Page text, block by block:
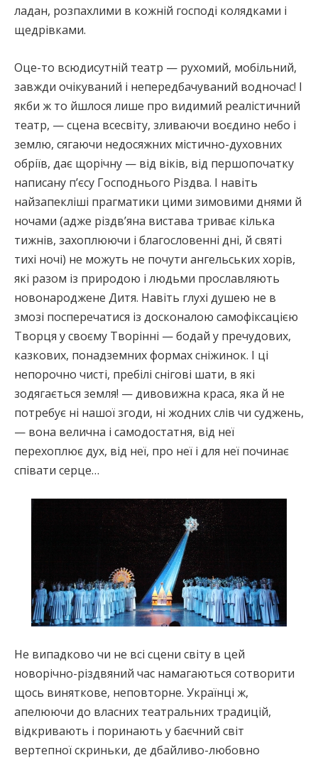
ладан, розпахлими в кожній господі колядками і
щедрівками.
Оце-то всюдисутній театр — рухомий, мобільний,
завжди очікуваний і непередбачуваний водночас! І
якби ж то йшлося лише про видимий реалістичний
театр, — сцена всесвіту, зливаючи воєдино небо і
землю, сягаючи недосяжних містично-духовних
обріїв, дає щорічну — від віків, від першопочатку
написану п’єсу Господнього Різдва. І навіть
найзапекліші прагматики цими зимовими днями й
ночами (адже різдв’яна вистава триває кілька
тижнів, захоплюючи і благословенні дні, й святі
тихі ночі) не можуть не почути ангельських хорів,
які разом із природою і людьми прославляють
новонароджене Дитя. Навіть глухі душею не в
змозі посперечатися із досконалою самофіксацією
Творця у своєму Творінні — бодай у пречудових,
казкових, понадземних формах сніжинок. І ці
непорочно чисті, пребілі снігові шати, в які
зодягається земля! — дивовижна краса, яка й не
потребує ні нашої згоди, ні жодних слів чи суджень,
— вона велична і самодостатня, від неї
перехоплює дух, від неї, про неї і для неї починає
співати серце…
Не випадково чи не всі сцени світу в цей
новорічно-різдвяний час намагаються сотворити
щось виняткове, неповторне. Українці ж,
апелюючи до власних театральних традицій,
відкривають і поринають у баєчний світ
вертепної скриньки, де дбайливо-любовно